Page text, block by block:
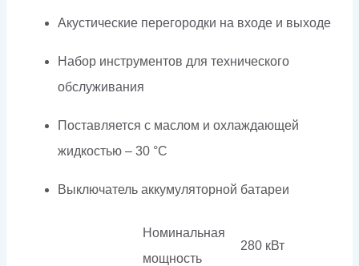
Акустические перегородки на входе и выходе
Набор инструментов для технического
обслуживания
Поставляется с маслом и охлаждающей
жидкостью – 30 °C
Выключатель аккумуляторной батареи
Номинальная
мощность
280 кВт